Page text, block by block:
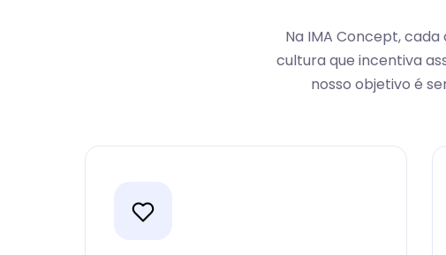
Na IMA Concept,
cultura que incentiva
nosso objetivo é